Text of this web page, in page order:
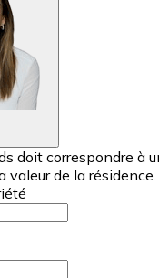
doit correspondre à
valeur de la résidence.